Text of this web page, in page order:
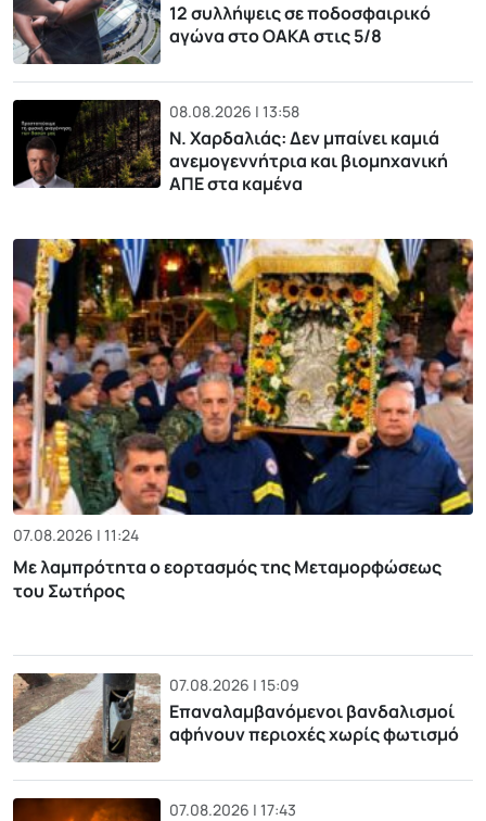
12 συλλήψεις σε ποδοσφαιρικό
αγώνα στο ΟΑΚΑ στις 5/8
08.08.2026 | 13:58
Ν. Χαρδαλιάς: Δεν μπαίνει καμιά
ανεμογεννήτρια και βιομηχανική
ΑΠΕ στα καμένα
07.08.2026 | 11:24
Με λαμπρότητα ο εορτασμός της Μεταμορφώσεως
του Σωτήρος
07.08.2026 | 15:09
Επαναλαμβανόμενοι βανδαλισμοί
αφήνουν περιοχές χωρίς φωτισμό
07.08.2026 | 17:43